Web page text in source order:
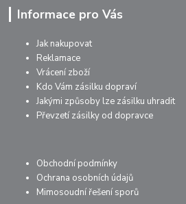
Informace pro Vás
Jak nakupovat
Reklamace
Vrácení zboží
Kdo Vám zásilku dopraví
Jakými způsoby lze zásilku uhradit
Převzetí zásilky od dopravce
Obchodní podmínky
Ochrana osobních údajů
Mimosoudní řešení sporů